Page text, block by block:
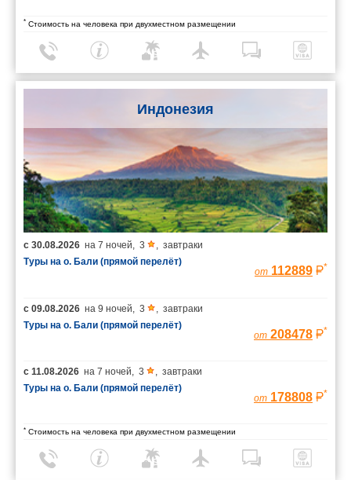
* Стоимость на человека при двухместном размещении
Индонезия
с 30.08.2026 на 7 ночей, 3 , завтраки
Туры на о. Бали (прямой перелёт)
от 112889 *
с 09.08.2026 на 9 ночей, 3 , завтраки
Туры на о. Бали (прямой перелёт)
от 208478 *
с 11.08.2026 на 7 ночей, 3 , завтраки
Туры на о. Бали (прямой перелёт)
от 178808 *
* Стоимость на человека при двухместном размещении